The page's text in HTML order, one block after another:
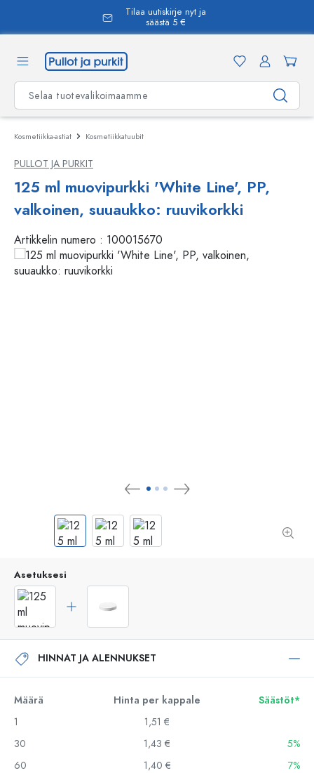
Tilaa uutiskirje nyt ja
säästä 5 €
Kosmetiikka-astiat Kosmetiikkatuubit
PULLOT JA PURKIT
125 ml muovipurkki 'White Line', PP,
valkoinen, suuaukko: ruuvikorkki
Artikkelin numero : 100015670
Asetuksesi
HINNAT JA ALENNUKSET
Määrä Hinta per kappale
Säästöt*
1
1,51 €
30
1,43 €
5%
60
1,40 €
7%